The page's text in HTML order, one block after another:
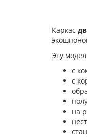
Каркас
Эту
с
с
на